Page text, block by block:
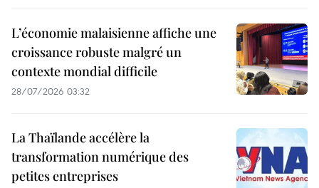
L’économie malaisienne affiche une
croissance robuste malgré un
contexte mondial difficile
28/07/2026 03:32
La Thaïlande accélère la
transformation numérique des
petites entreprises